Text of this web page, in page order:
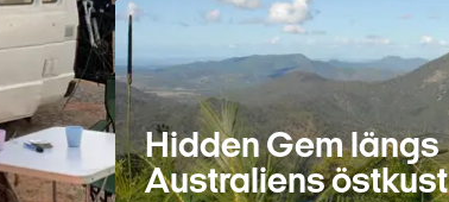
Hidden Gem längs
Australiens östkust